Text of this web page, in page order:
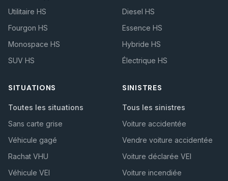
Utilitaire HS
Fourgon HS
Monospace HS
SUV HS
Diesel HS
Essence HS
Hybride HS
Électrique HS
SITUATIONS
Toutes les situations
Sans carte grise
Véhicule gagé
Rachat VHU
Véhicule VEI
SINISTRES
Tous les sinistres
Voiture accidentée
Vendre voiture accidentée
Voiture déclarée VEI
Voiture incendiée